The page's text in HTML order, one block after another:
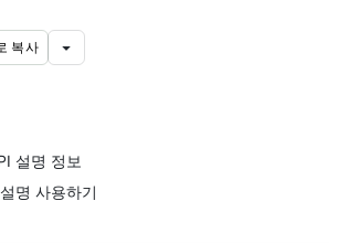
복사
설명 정보
명 사용하기